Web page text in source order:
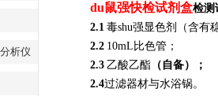
析仪
du鼠强快检试剂盒检测
2.1 毒shu强显色剂（含有
2.2 10mL比色管；
2.3 乙酸乙酯 （自备）；
2.4过滤器材与水浴锅。